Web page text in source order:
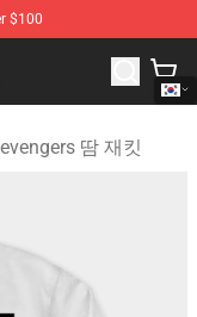
$100
Revengers
땀 재킷